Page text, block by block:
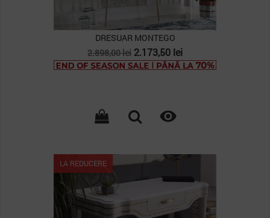
DRESUAR MONTEGO
Pret
de
2.898,00 lei Pret
2.173,50 lei

LA REDUCERE